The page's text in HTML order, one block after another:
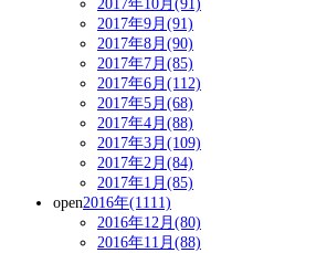
2017年10月(91)
2017年9月(91)
2017年8月(90)
2017年7月(85)
2017年6月(112)
2017年5月(68)
2017年4月(88)
2017年3月(109)
2017年2月(84)
2017年1月(85)
open2016年(1111)
2016年12月(80)
2016年11月(88)